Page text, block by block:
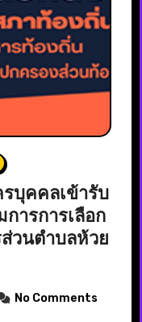
รบุคคลเข้ารับ
ารการเลือก
วนตำบลห้วย
No Comments